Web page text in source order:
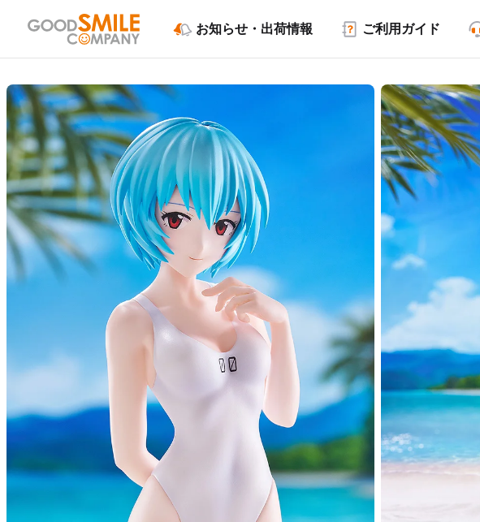
お知らせ・出荷情報 ご利用ガイド